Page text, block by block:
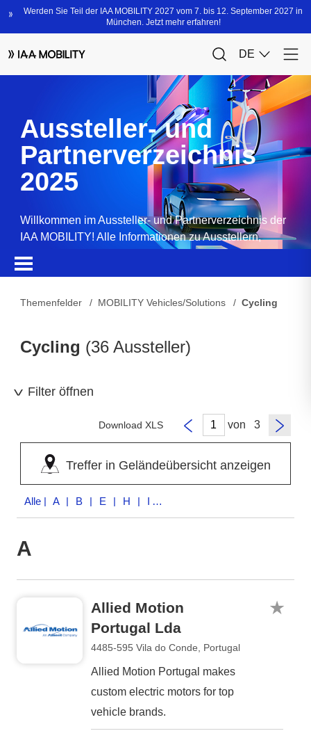
Aussteller- und
Partnerverzeichnis
2025
Willkommen im Aussteller- und Partnerverzeichnis der
IAA MOBILITY! Alle Informationen zu Ausstellern,
Themenfelder MOBILITY Vehicles/Solutions Cycling
Cycling (36 Aussteller)
Filter öffnen
Download XLS von
Treffer in Geländeübersicht anzeigen
Alle | A | B | E | H | I | K | M | N | O | P | R | S | T | V | W
A
Allied Motion
Portugal Lda
4485-595 Vila do Conde, Portugal
Allied Motion Portugal makes
custom electric motors for top
vehicle brands.